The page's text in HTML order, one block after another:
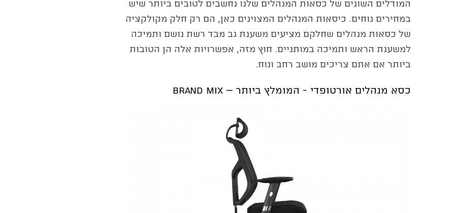
המודלים השונים של כסאות המנהלים שלנו נחשבים לטובים ביותר שיש
במחירים נוחים. כיסאות המנהלים המצוינים כאן, הם רק חלק מקולקציה
של כסאות מנהלים שחלקם מציעים משענת גב מבד רשת נושם ותמיכה
למשענת הראש ותמיכה במותניים. חוץ מזה, אפשרויות אלה הן הטובות
ביותר אם אתם צריכים מושב רחב ונוח.
כסא מנהלים אורטופדי - המומלץ ביותר – Brand Mix